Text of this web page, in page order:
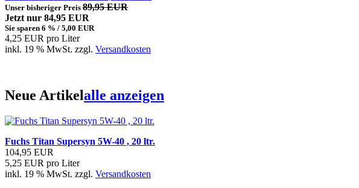
Unser bisheriger Preis 89,95 EUR
Jetzt nur 84,95 EUR
Sie sparen 6 % / 5,00 EUR
4,25 EUR pro Liter
inkl. 19 % MwSt. zzgl. Versandkosten
Neue Artikelalle anzeigen
Fuchs Titan Supersyn 5W-40 , 20 ltr.
104,95 EUR
5,25 EUR pro Liter
inkl. 19 % MwSt. zzgl. Versandkosten